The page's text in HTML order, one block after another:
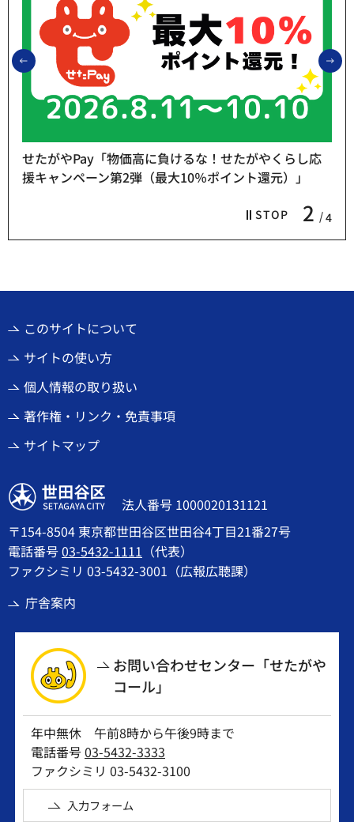
前のスライドを表示
STOP 2 4
せたがやPay「物価高に負けるな！せたがやくらし応
援キャンペーン第2弾（最大10％ポイント還元）」
このサイトについて
サイトの使い方
個人情報の取り扱い
著作権・リンク・免責事項
サイトマップ
世田谷区
法人番号 1000020131121
〒154-8504 東京都世田谷区世田谷4丁目21番27号
電話番号03-5432-1111 （代表）
ファクシミリ 03-5432-3001（広報広聴課）
庁舎案内
お問い合わせセンター「せたがや
コール」
年中無休 午前8時から午後9時まで
電話番号03-5432-3333
ファクシミリ 03-5432-3100
入力フォーム